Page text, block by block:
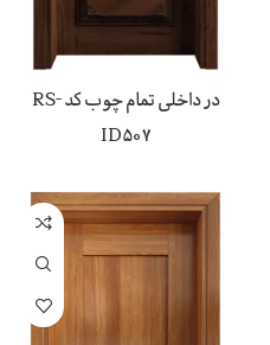
در داخلی تمام چوب کد RS-
ID507